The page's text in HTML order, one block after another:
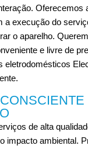
Oferecemos
a execução do
o aparelho.
e livre de
eletrodomésticos
de alta
impacto ambiental.